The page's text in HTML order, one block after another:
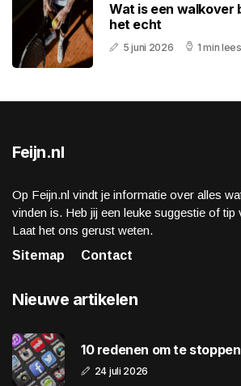
Wat is een walkover
het echt
5 juni 2026 1 min
Feijn.nl
Op Feijn.nl vindt je informatie over alles
vinden is. Heb jij een leuke suggestie of tip
Laat het ons gerust weten.
Sitemap
Contact
Nieuwe artikelen
10 redenen om te
24 juli 2026